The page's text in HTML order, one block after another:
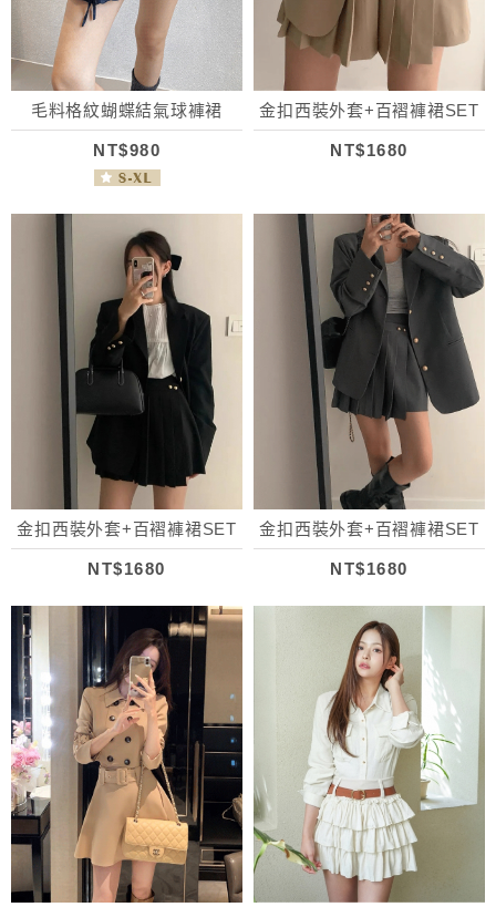
毛料格紋蝴蝶結氣球褲裙
NT$980
金扣西裝外套+百褶褲裙SET
NT$1680
金扣西裝外套+百褶褲裙SET
NT$1680
金扣西裝外套+百褶褲裙SET
NT$1680